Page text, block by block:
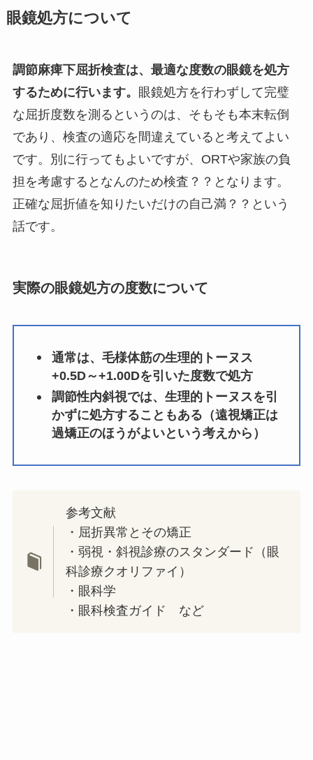
眼鏡処方について
調節麻痺下屈折検査は、最適な度数の眼鏡を処方
するために行います。 眼鏡処方を行わずして完璧
な屈折度数を測るというのは、そもそも本末転倒
であり、検査の適応を間違えていると考えてよい
です。別に行ってもよいですが、ORTや家族の負
担を考慮するとなんのため検査？？となります。
正確な屈折値を知りたいだけの自己満？？という
話です。
実際の眼鏡処方の度数について
通常は、毛様体筋の生理的トーヌス
+0.5D～+1.00Dを引いた度数で処方
調節性内斜視では、生理的トーヌスを引
かずに処方することもある（遠視矯正は
過矯正のほうがよいという考えから）
参考文献
・屈折異常とその矯正
・弱視・斜視診療のスタンダード（眼
科診療クオリファイ）
・眼科学
・眼科検査ガイド など